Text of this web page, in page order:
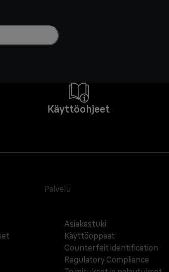
Käyttöohjeet
Palvelu
Asiakastuki
Käyttöoppaat
Counterfeit identification
Regulatory Compliance